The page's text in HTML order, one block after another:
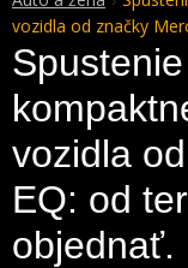
vozidla od značky
vozidla
EQ: od
objednať.